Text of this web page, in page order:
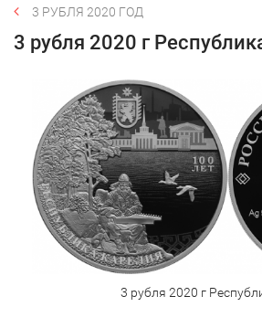
3 РУБЛЯ 2020 ГОД
3 рубля 2020 г
3 рубля 2020 г